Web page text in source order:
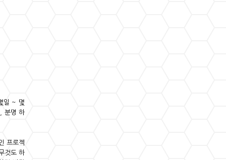
일 ~ 몇
분명 하
프로젝
것도 하